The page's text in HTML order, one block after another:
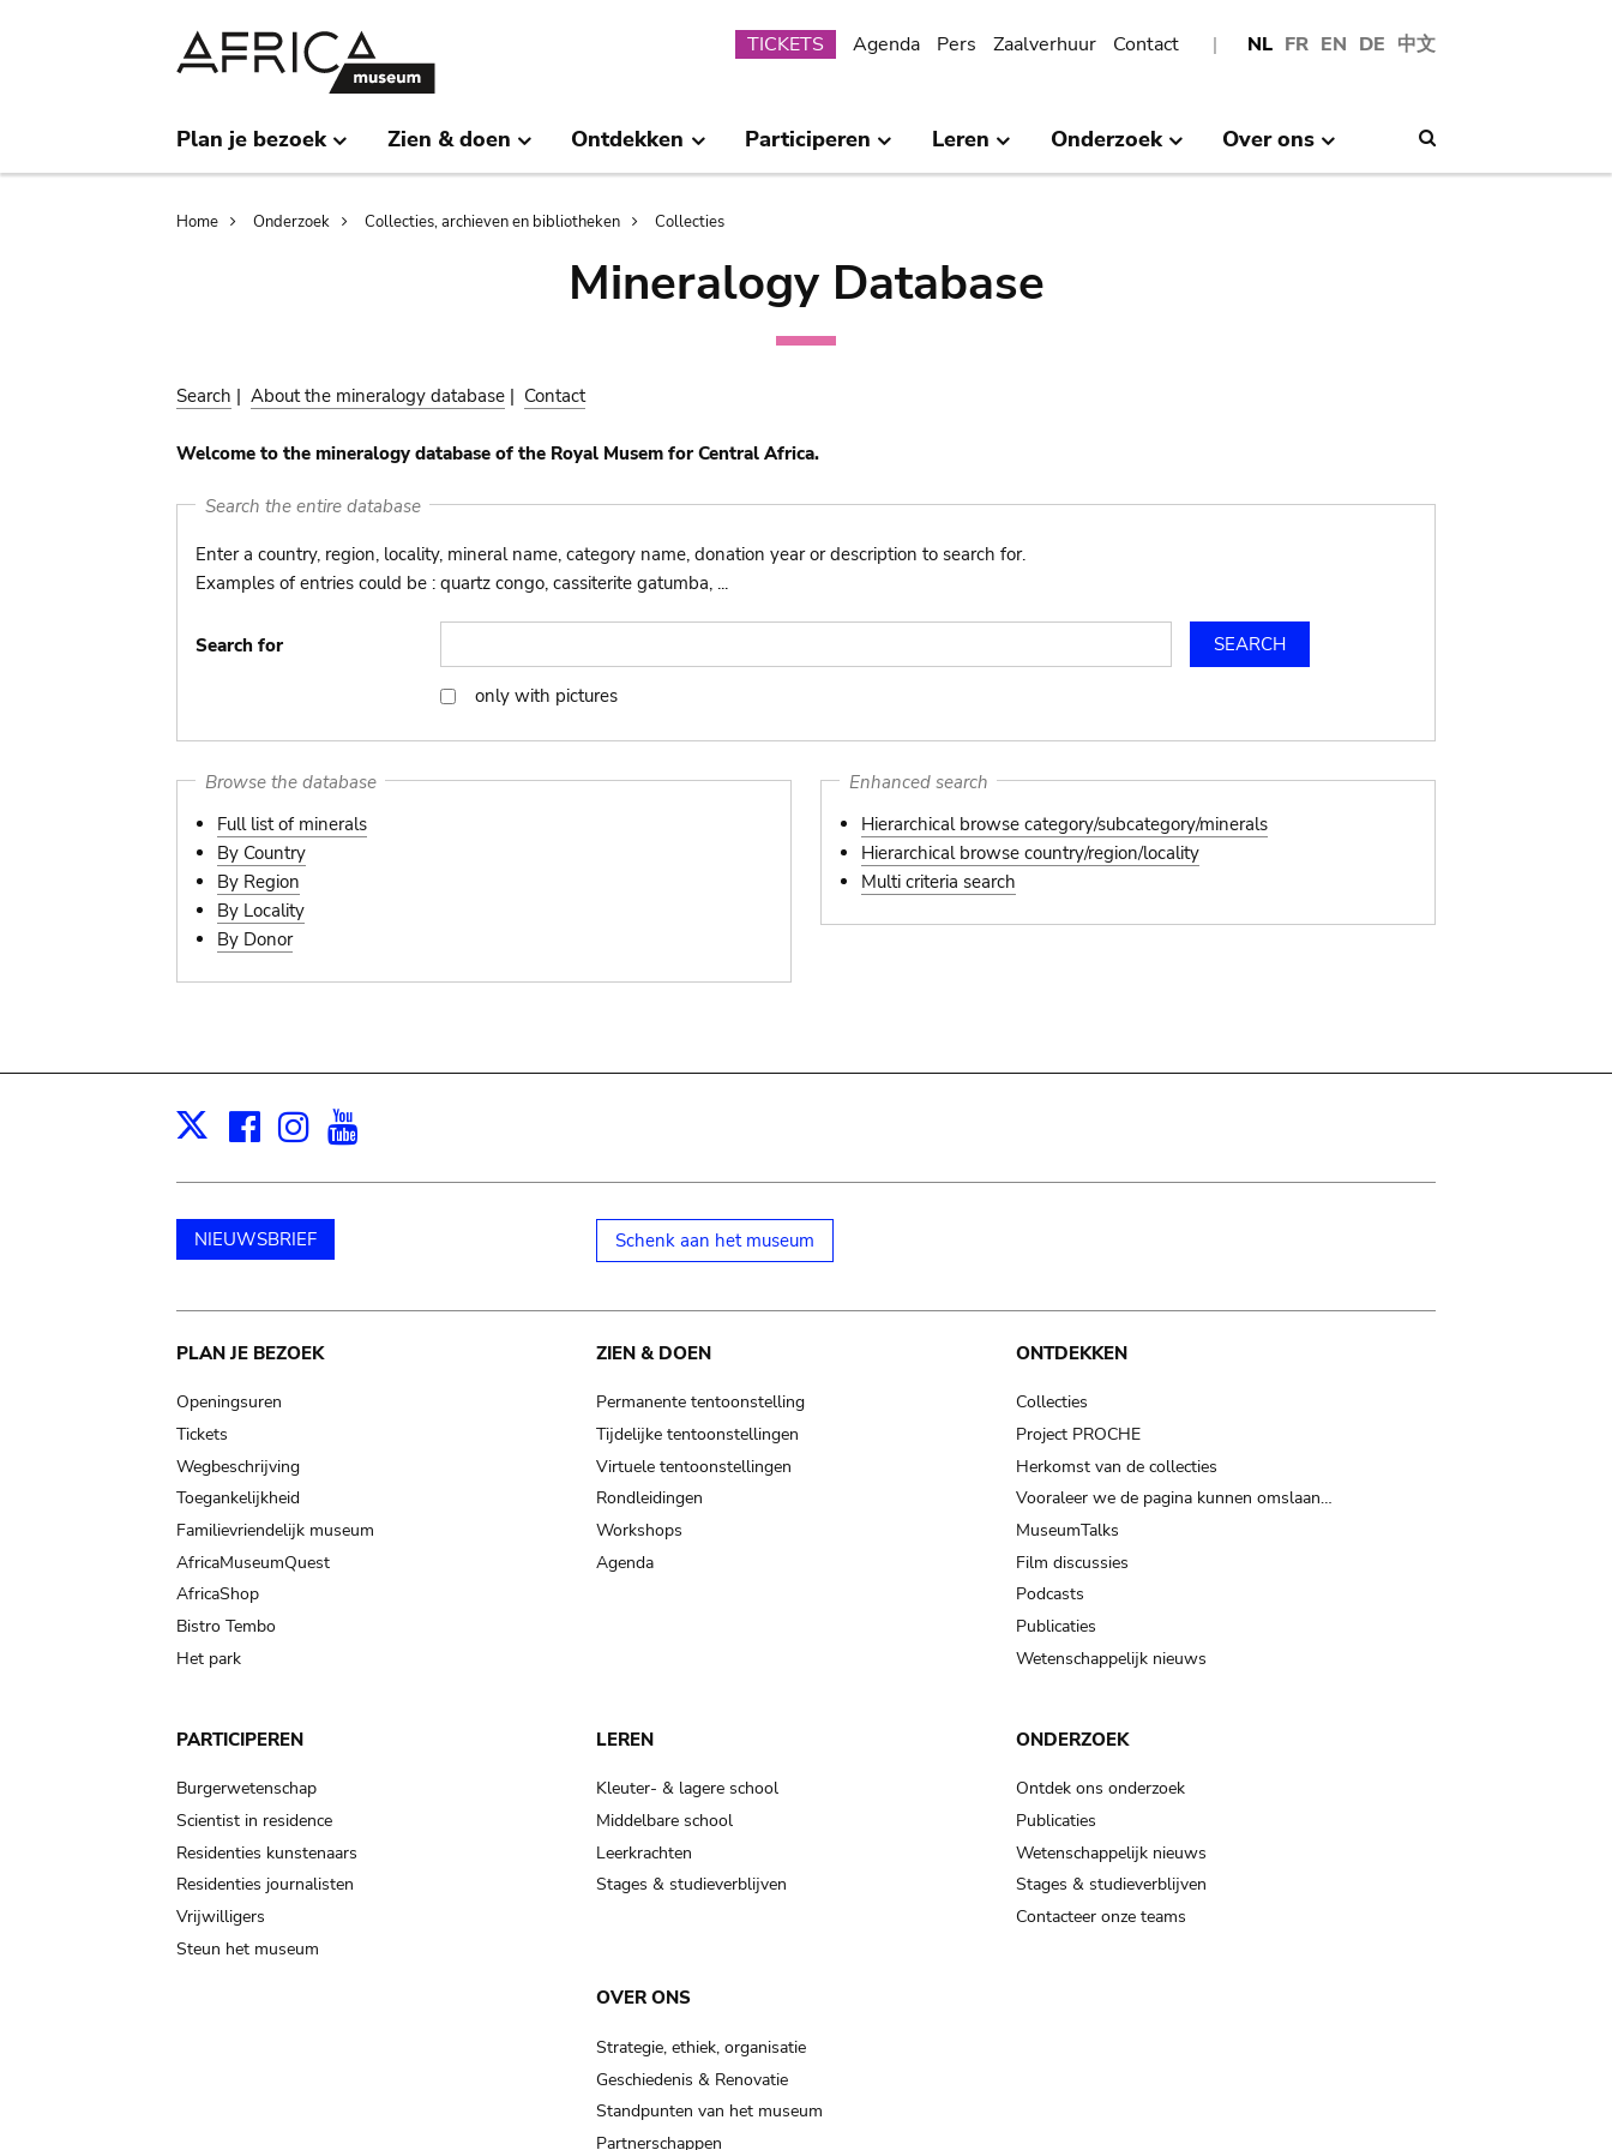
NL FR EN DE 中文
Submenu
TICKETS Agenda Pers Zaalverhuur Contact
Plan je bezoek Zien & doen Ontdekken Participeren Leren Onderzoek Over ons
Breadcrumb
Home Onderzoek Collecties, archieven en bibliotheken Collecties
Mineralogy Database
Search | About the mineralogy database | Contact
Welcome to the mineralogy database of the Royal Musem for Central Africa.
Search the entire database
Enter a country, region, locality, mineral name, category name, donation year or description to search for.
Examples of entries could be : quartz congo, cassiterite gatumba, ...
Search for
only
only with pictures
Browse the database
Full list of minerals
By Country
By Region
By Locality
By Donor
Enhanced search
Hierarchical browse category/subcategory/minerals
Hierarchical browse country/region/locality
Multi criteria search
X Facebook
Instagram
NIEUWSBRIEF Schenk aan het museum
Main
navigation
PLAN JE BEZOEK
Openingsuren
Tickets
Wegbeschrijving
Toegankelijkheid
Familievriendelijk museum
AfricaMuseumQuest
AfricaShop
Bistro Tembo
Het park
ZIEN & DOEN
Permanente tentoonstelling
Tijdelijke tentoonstellingen
Virtuele tentoonstellingen
Rondleidingen
Workshops
Agenda
ONTDEKKEN
Collecties
Project PROCHE
Herkomst van de collecties
Vooraleer we de pagina kunnen omslaan…
MuseumTalks
Film discussies
Podcasts
Publicaties
Wetenschappelijk nieuws
PARTICIPEREN
Burgerwetenschap
Scientist in residence
Residenties kunstenaars
Residenties journalisten
Vrijwilligers
Steun het museum
LEREN
Kleuter- & lagere school
Middelbare school
Leerkrachten
Stages & studieverblijven
ONDERZOEK
Ontdek ons onderzoek
Publicaties
Wetenschappelijk nieuws
Stages & studieverblijven
Contacteer onze teams
OVER ONS
Strategie, ethiek, organisatie
Geschiedenis & Renovatie
Standpunten van het museum
Partnerschappen